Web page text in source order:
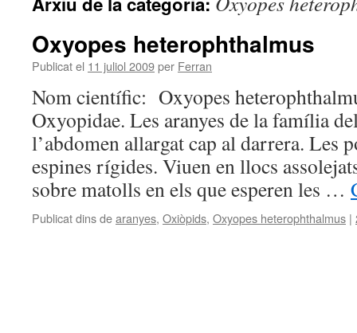
Oxyopes heterophthalmus
Publicat el 11 juliol 2009per Ferran
Nom científic: Oxyopes
Oxyopidae. Les aranyes de la família
l’abdomen allargat cap al darrera. Les
espines rígides. Viuen en llocs
sobre matolls en els que esperen les …
Publicat dins dearanyes, Oxiòpids, Oxyopes heterophthalmus |